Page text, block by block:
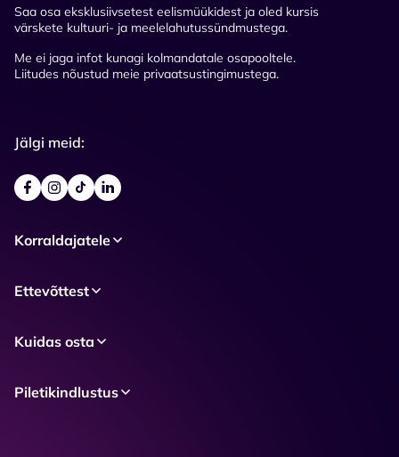
Saa osa eksklusiivsetest eelismüükidest ja oled kursis
värskete kultuuri- ja meelelahutussündmustega.
Me ei jaga infot kunagi kolmandatale osapooltele.
Liitudes nõustud meie privaatsustingimustega.
Jälgi meid:
Korraldajatele
Ettevõttest
Kuidas osta
Piletikindlustus